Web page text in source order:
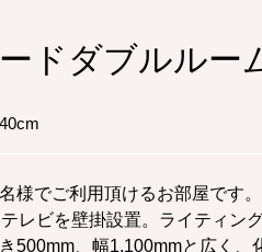
ドダブルルー
様でご利用頂けるお部屋です
レビを壁掛設置。ライティン
500mm、幅1,100mmと広く、